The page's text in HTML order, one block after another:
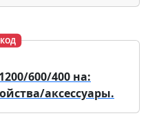
600/400 на:
аксессуары.